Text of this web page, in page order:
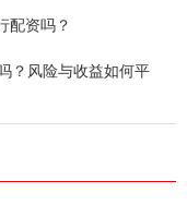
配资吗？
？风险与收益如何平